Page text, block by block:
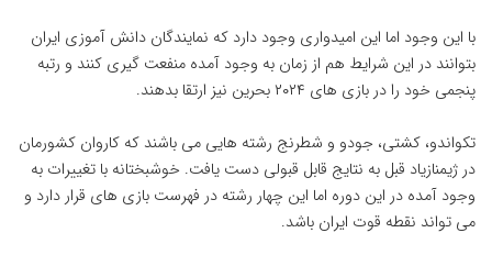
با این وجود اما این امیدواری وجود دارد که نمایندگان دانش آموزی ایران
بتوانند در این شرایط هم از زمان به وجود آمده منفعت گیری کنند و رتبه
پنجمی خود را در بازی های ۲۰۲۴ بحرین نیز ارتقا بدهند.
تکواندو، کشتی، جودو و شطرنج رشته هایی می باشند که کاروان کشورمان
در ژیمنازیاد قبل به نتایج قابل قبولی دست یافت. خوشبختانه با تغییرات به
وجود آمده در این دوره اما این چهار رشته در فهرست بازی های قرار دارد و
می تواند نقطه قوت ایران باشد.